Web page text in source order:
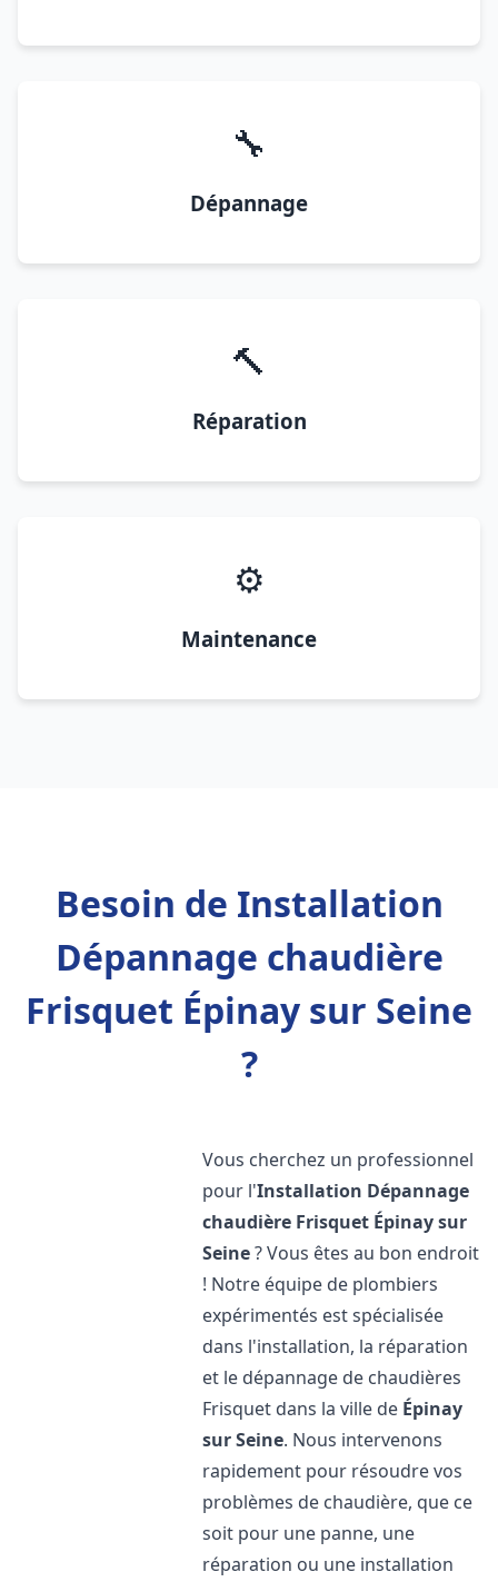
🔧
Dépannage
🔨
Réparation
⚙️
Maintenance
Besoin de Installation
Dépannage chaudière
Frisquet Épinay sur Seine
?
Vous cherchez un professionnel
pour l'Installation Dépannage
chaudière Frisquet Épinay sur
Seine? Vous êtes au bon endroit
! Notre équipe de plombiers
expérimentés est spécialisée
dans l'installation, la réparation
et le dépannage de chaudières
Frisquet dans la ville de Épinay
sur Seine. Nous intervenons
rapidement pour résoudre vos
problèmes de chaudière, que ce
soit pour une panne, une
réparation ou une installation